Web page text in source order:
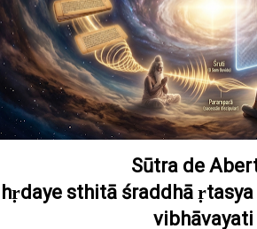
Sūtra de
hṛdaye sthitā śraddhā